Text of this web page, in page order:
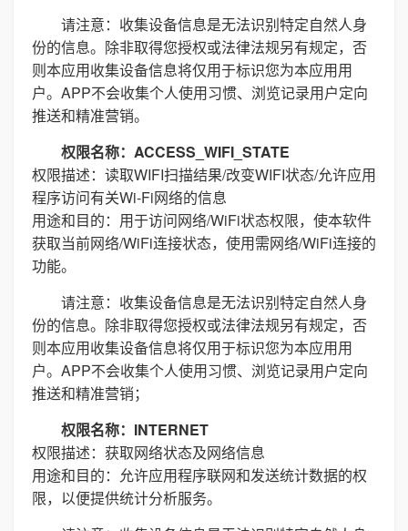
请注意：收集设备信息是无法识别特定自然人身
份的信息。除非取得您授权或法律法规另有规定，否
则本应用收集设备信息将仅用于标识您为本应用用
户。APP不会收集个人使用习惯、浏览记录用户定向
推送和精准营销。
权限名称：ACCESS_WIFI_STATE
权限描述：读取WIFI扫描结果/改变WIFI状态/允许应用
程序访问有关Wi-Fi网络的信息
用途和目的：用于访问网络/WiFi状态权限，使本软件
获取当前网络/WiFi连接状态，使用需网络/WiFi连接的
功能。
请注意：收集设备信息是无法识别特定自然人身
份的信息。除非取得您授权或法律法规另有规定，否
则本应用收集设备信息将仅用于标识您为本应用用
户。APP不会收集个人使用习惯、浏览记录用户定向
推送和精准营销；
权限名称：INTERNET
权限描述：获取网络状态及网络信息
用途和目的：允许应用程序联网和发送统计数据的权
限，以便提供统计分析服务。